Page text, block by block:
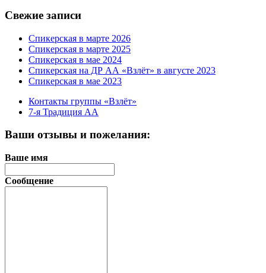
Свежие записи
Спикерская в марте 2026
Спикерская в марте 2025
Спикерская в мае 2024
Спикерская на ДР АА «Взлёт» в августе 2023
Спикерская в мае 2023
Контакты группы «Взлёт»
7-я Традиция АА
Ваши отзывы и пожелания:
Ваше имя
Сообщение